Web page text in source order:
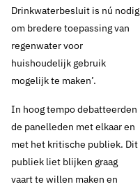
Drinkwaterbesluit is nú nodig
om bredere toepassing van
regenwater voor
huishoudelijk gebruik
mogelijk te maken’.
In hoog tempo debatteerden
de panelleden met elkaar en
met het kritische publiek. Dit
publiek liet blijken graag
vaart te willen maken en